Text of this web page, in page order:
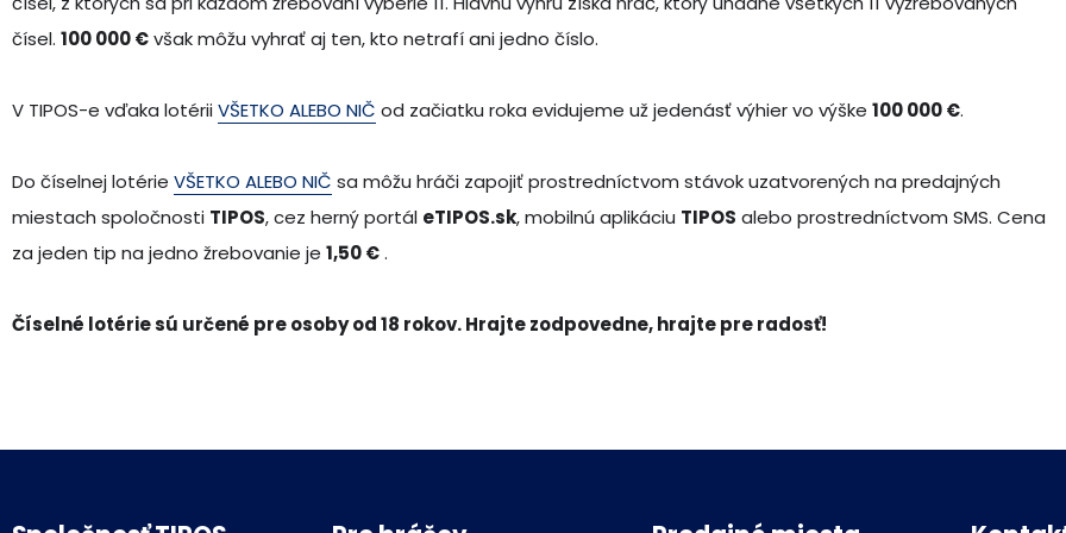
čísel. 100 000 €však môžu vyhrať aj ten, kto netrafí ani jedno číslo.
V TIPOS-e vďaka lotériiVŠETKO ALEBO NIČ od začiatku roka evidujeme už jedenásť výhier vo výške 100 000 €.
Do číselnej lotérie VŠETKO ALEBO NIČ sa môžu hráči zapojiť prostredníctvom stávok uzatvorených na predajných
miestach spoločnosti TIPOS, cez herný portál eTIPOS.sk, mobilnú aplikáciu TIPOS alebo prostredníctvom SMS. Cena
za jeden tip na jedno žrebovanie je 1,50 €.
Číselné lotérie sú určené pre osoby od 18 rokov. Hrajte zodpovedne, hrajte pre radosť!